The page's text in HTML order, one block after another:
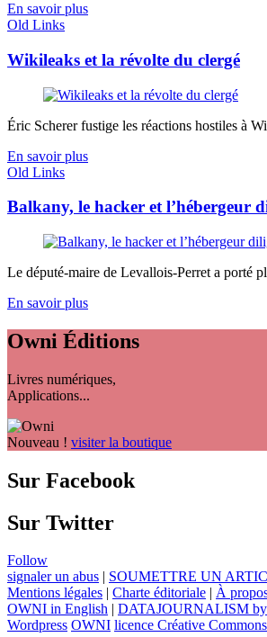
En savoir plus
Old Links
Wikileaks et la révolte du clergé
Éric Scherer fustige les réactions hostiles à
En savoir plus
Old Links
Balkany, le hacker et l’hébergeur
Le député-maire de Levallois-Perret a porté
En savoir plus
Owni Éditions
Livres numériques,
Applications...
Nouveau ! visiter la boutique
Sur Facebook
Sur Twitter
Follow
signaler un abus
SOUMETTRE UN
Mentions légales
Charte éditoriale À
OWNI in English
DATAJOURNALISM
Wordpress OWNI licence Créative